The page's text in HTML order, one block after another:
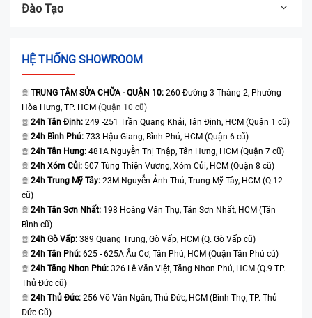
Đào Tạo
HỆ THỐNG SHOWROOM
TRUNG TÂM SỬA CHỮA - QUẬN 10: 260 Đường 3 Tháng 2, Phường
Hòa Hưng, TP. HCM (Quận 10 cũ)
24h Tân Định: 249 -251 Trần Quang Khải, Tân Định, HCM (Quận 1 cũ)
24h Bình Phú: 733 Hậu Giang, Bình Phú, HCM (Quận 6 cũ)
24h Tân Hưng: 481A Nguyễn Thị Thập, Tân Hưng, HCM (Quận 7 cũ)
24h Xóm Củi: 507 Tùng Thiện Vương, Xóm Củi, HCM (Quận 8 cũ)
24h Trung Mỹ Tây: 23M Nguyễn Ảnh Thủ, Trung Mỹ Tây, HCM (Q.12
cũ)
24h Tân Sơn Nhất: 198 Hoàng Văn Thụ, Tân Sơn Nhất, HCM (Tân
Bình cũ)
24h Gò Vấp: 389 Quang Trung, Gò Vấp, HCM (Q. Gò Vấp cũ)
24h Tân Phú: 625 - 625A Âu Cơ, Tân Phú, HCM (Quận Tân Phú cũ)
24h Tăng Nhơn Phú: 326 Lê Văn Việt, Tăng Nhơn Phú, HCM (Q.9 TP.
Thủ Đức cũ)
24h Thủ Đức: 256 Võ Văn Ngân, Thủ Đức, HCM (Bình Thọ, TP. Thủ
Đức Cũ)